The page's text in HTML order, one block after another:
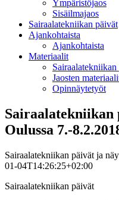
Ympäristöjaos
Sisäilmajaos
Sairaalatekniikan päivät
Ajankohtaista
Ajankohtaista
Materiaalit
Jaosten
Opinnäytetyöt
Sairaalatekniikan
Oulussa 7.-
Sairaalatekniikan päivät ja
01-04T14:26:25+02:00
Sairaalatekniikan päivät